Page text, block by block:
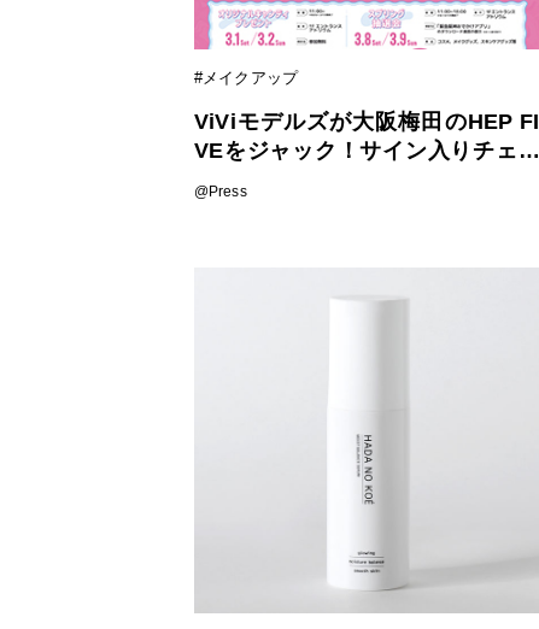
#メイクアップ
ViViモデルズが大阪梅田のHEP FI
VEをジャック！サイン入りチェキ
が当たるキャンペーンも実施！
@Press